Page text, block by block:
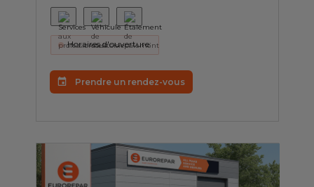
Horaires d'ouverture:
Prendre un rendez-vous